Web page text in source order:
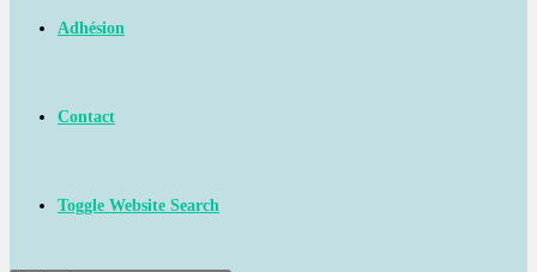
Adhésion
Contact
Toggle Website Search